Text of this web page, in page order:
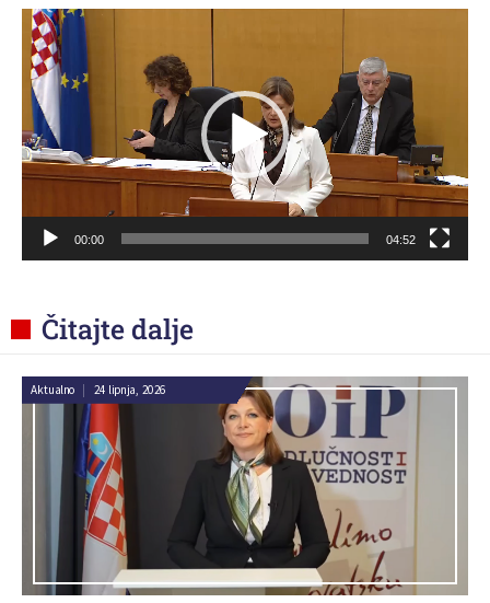
Reproduktor
videozapisa
00:00 04:52
Čitajte dalje
Aktualno | 24 lipnja, 2026